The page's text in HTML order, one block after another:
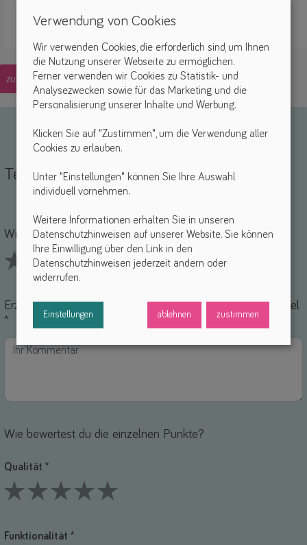
Bitte kontaktiere direkt den Hersteller oder Vertreiber.
zurück
Teile deine Erfahrungen
Wie findest du dieses Hilfsmittel? *
2 Stars3 Stars4 Stars
Erzähle uns von deinen Erfahrungen mit diesem Hilfsmittel
*
Wie bewertest du die einzelnen Punkte?
Qualität *
Funktionalität *
Verwendung von Cookies
Wir verwenden Cookies, die erforderlich sind, um Ihnen
die Nutzung unserer Webseite zu ermöglichen.
Ferner verwenden wir Cookies zu Statistik- und
Analysezwecken sowie für das Marketing und die
Personalisierung unserer Inhalte und Werbung.
Klicken Sie auf "Zustimmen", um die Verwendung aller
Cookies zu erlauben.
Unter "Einstellungen" können Sie Ihre Auswahl
individuell vornehmen.
Weitere Informationen erhalten Sie in unseren
Datenschutzhinweisen auf unserer Website. Sie können
Ihre Einwilligung über den Link in den
Datenschutzhinweisen jederzeit ändern oder
widerrufen.
Einstellungen ablehnen zustimmen